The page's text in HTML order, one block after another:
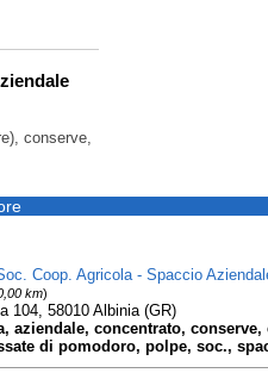
conserve,
Coop. Agricola - Spaccio
km)
104, 58010 Albinia (GR)
aziendale, concentrato,
di pomodoro, polpe, soc.,